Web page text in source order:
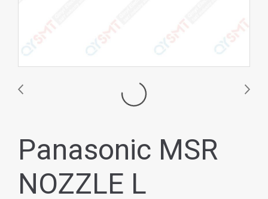
Panasonic MSR
NOZZLE L